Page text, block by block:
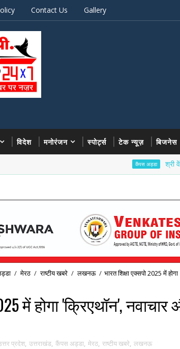
Contact Us Gallery
विदेश मनोरंजन स्पोर्ट्स टेक न्यूज़ बिजनेस
श्री वेंक्टेश्वरा
/ मेरठ / राष्टीय खबरे / लखनऊ / भारत शिक्षा एक्सपो 2025 में
में होगा 'क्रिएथॉन', नवाचार
प्रदेश, उत्तराखंड, कैंपस अड्डा, मेरठ, राष्टीय खबरे, लखनऊ